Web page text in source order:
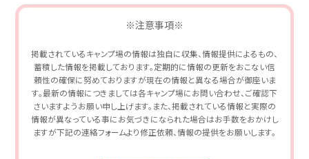
※注意事項※
掲載されているキャンプ場の情報は独自に収集、情報提供によるもの、
蓄積した情報を掲載しております。定期的に情報の更新をおこない信
頼性の確保に努めておりますが現在の情報と異なる場合が御座いま
す。最新の情報につきましては各キャンプ場にお問い合わせ、ご確認下
さいますようお願い申し上げます。また、掲載されている情報と実際の
情報が異なっている事にお気づきになられた場合はお手数をおかけし
ますが下記の連絡フォームより修正依頼、情報の提供をお願いします。